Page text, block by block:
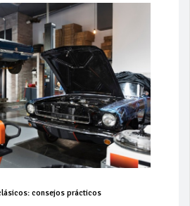
consejos prácticos